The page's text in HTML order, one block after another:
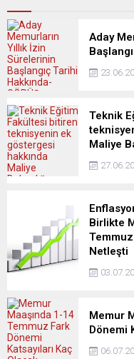
Aday
Teknik
Maliye
Birlikte
Netleşti
Memur
Dönemi